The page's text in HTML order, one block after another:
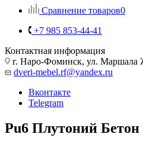
Сравнение товаров0
+7 985 853-44-41
Контактная информация
г. Наро-Фоминск, ул. Маршала
dveri-mebel.rf@yandex.ru
Вконтакте
Telegram
Pu6 Плутоний Бетон